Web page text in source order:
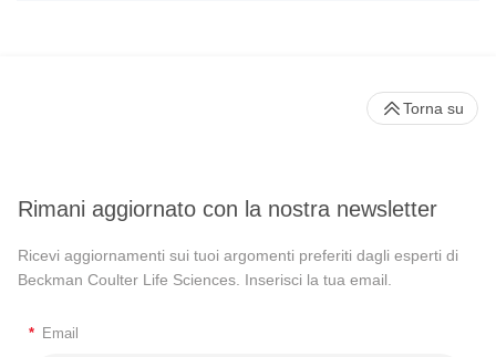
Rimani aggiornato con la nostra newsletter
Ricevi aggiornamenti sui tuoi argomenti preferiti dagli esperti di
Beckman Coulter Life Sciences. Inserisci la tua email.
* Email
Torna su